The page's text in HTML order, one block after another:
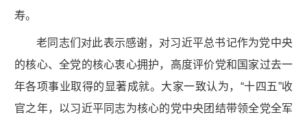
寿。
老同志们对此表示感谢，对习近平总书记作为党中央
的核心、全党的核心衷心拥护，高度评价党和国家过去一
年各项事业取得的显著成就。大家一致认为，“十四五”收
官之年，以习近平同志为核心的党中央团结带领全党全军